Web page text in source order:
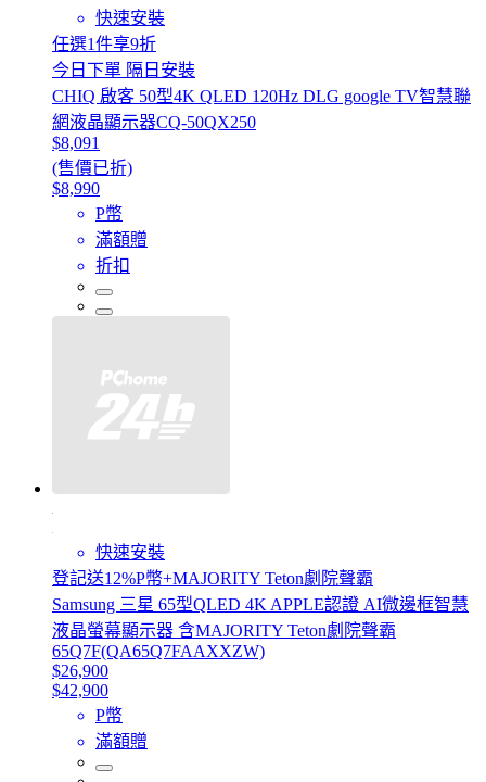
快速安裝
任選1件享9折
今日下單 隔日安裝
CHIQ 啟客 50型4K QLED 120Hz DLG google TV智慧聯
網液晶顯示器CQ-50QX250
$8,091
(售價已折)
$8,990
P幣
滿額贈
折扣
快速安裝
登記送12%P幣+MAJORITY Teton劇院聲霸
Samsung 三星 65型QLED 4K APPLE認證 AI微邊框智慧
液晶螢幕顯示器 含MAJORITY Teton劇院聲霸
65Q7F(QA65Q7FAAXXZW)
$26,900
$42,900
P幣
滿額贈